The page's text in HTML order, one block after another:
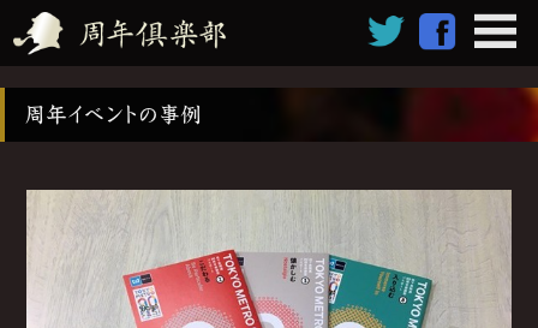
周年イベントの事例